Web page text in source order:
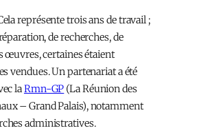
représente trois ans de travail ;
de recherches, de
œuvres, certaines étaient
vendues. Un partenariat a été
laRmn-GP (La Réunion des
– Grand Palais), notamment
administratives.